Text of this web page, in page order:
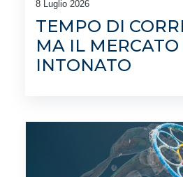
8 Luglio 2026
TEMPO DI
MA IL
INTONATO